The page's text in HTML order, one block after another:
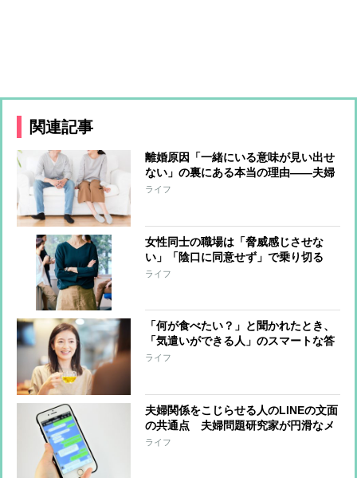
関連記事
離婚原因「一緒にいる意味が見い出せ
ない」の裏にある本当の理由――夫婦
関係がうまくいくカギを『夫のトリセ
ライフ
女性同士の職場は「脅威感じさせな
い」「陰口に同意せず」で乗り切る
【50代からの人間関係のコツ】
ライフ
「何が食べたい？」と聞かれたとき、
「気遣いができる人」のスマートな答
え方
ライフ
夫婦関係をこじらせる人のLINEの文面
の共通点 夫婦問題研究家が円滑なメ
ッセージの送り方を指南する
ライフ